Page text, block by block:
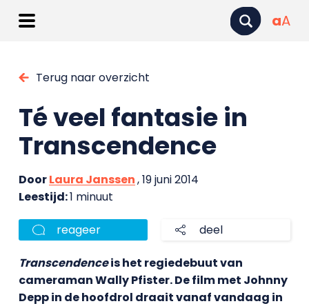
aA
Terug naar overzicht
Té veel fantasie in
Transcendence
DoorLaura Janssen, 19 juni 2014
Leestijd:1 minuut
reageer deel
Transcendenceis het regiedebuut van
cameraman Wally Pfister. De film met Johnny
Depp in de hoofdrol draait vanaf vandaag in